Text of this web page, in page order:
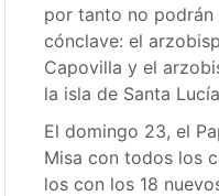
por tanto no
cónclave: el
Capovilla y el
la isla de Santa
El domingo 23, el
Misa con todos los
los con los 18